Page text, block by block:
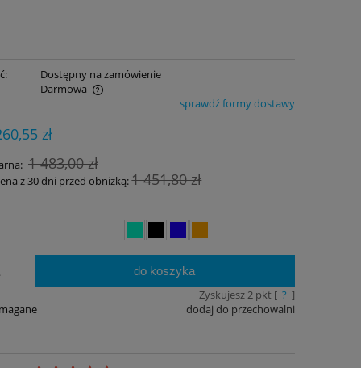
Dostępny na zamówienie
Darmowa
sprawdź formy dostawy
zł
1 483,00 zł
z 30 dni przed obniżką:1 451,80 zł
do koszyka
Zyskujesz2pkt [ ? ]
dodaj do przechowalni